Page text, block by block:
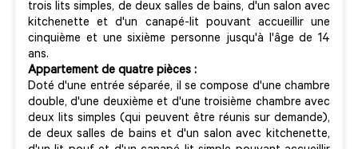
trois lits simples, de deux salles de bains, d'un salon avec
kitchenette et d'un canapé-lit pouvant accueillir une
cinquième et une sixième personne jusqu'à l'âge de 14
ans.
Appartement de quatre pièces :
Doté d'une entrée séparée, il se compose d'une chambre
double, d'une deuxième et d'une troisième chambre avec
deux lits simples (qui peuvent être réunis sur demande),
de deux salles de bains et d'un salon avec kitchenette,